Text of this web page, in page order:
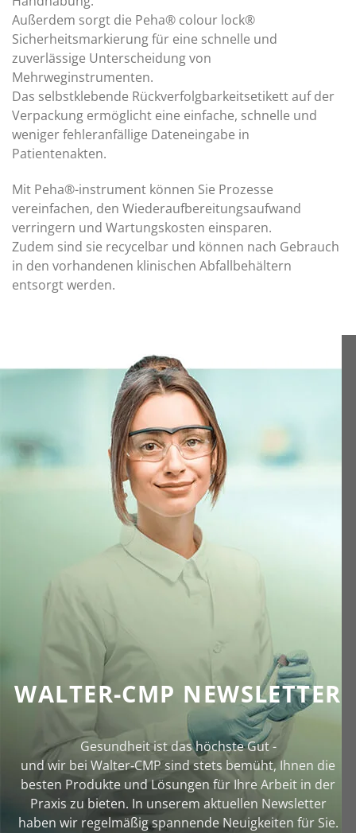
Außerdem sorgt die Peha® colour lock®
Sicherheitsmarkierung für eine schnelle und
zuverlässige Unterscheidung von
Mehrweginstrumenten.
Das selbstklebende Rückverfolgbarkeitsetikett auf der
Verpackung ermöglicht eine einfache, schnelle und
weniger fehleranfällige Dateneingabe in
Patientenakten.
Mit Peha®-instrument können Sie Prozesse
vereinfachen, den Wiederaufbereitungsaufwand
verringern und Wartungskosten einsparen.
Zudem sind sie recycelbar und können nach Gebrauch
in den vorhandenen klinischen Abfallbehältern
entsorgt werden.
WALTER-CMP NEWSLETTER
Gesundheit ist das höchste Gut -
und wir bei Walter‑CMP sind stets bemüht, Ihnen die
besten Produkte und Lösungen für Ihre Arbeit in der
Praxis zu bieten. In unserem aktuellen Newsletter
haben wir regelmäßig spannende Neuigkeiten für Sie.